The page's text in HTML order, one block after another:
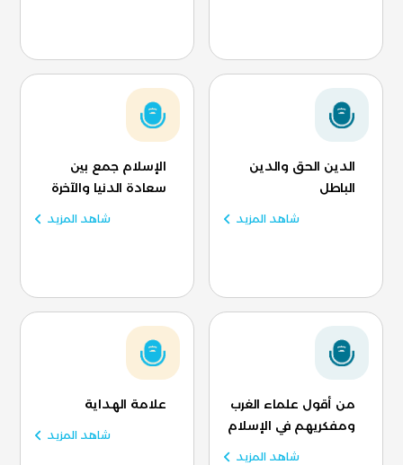
الدين الحق والدين
الباطل
شاهد المزيد
الإسلام جمع بين
سعادة الدنيا والآخرة
شاهد المزيد
من أقول علماء الغرب
ومفكريهم في الإسلام
شاهد المزيد
علامة الهداية
شاهد المزيد